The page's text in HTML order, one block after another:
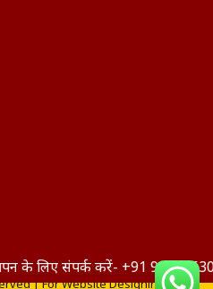
| For Website Designing and
करें- +91